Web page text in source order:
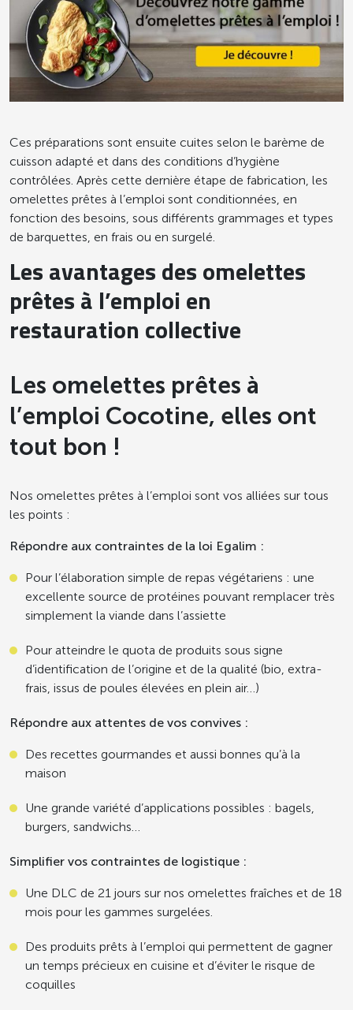
Ces préparations sont ensuite cuites selon le barème de
cuisson adapté et dans des conditions d’hygiène
contrôlées. Après cette dernière étape de fabrication, les
omelettes prêtes à l’emploi sont conditionnées, en
fonction des besoins, sous différents grammages et types
de barquettes, en frais ou en surgelé.
Les avantages des omelettes
prêtes à l’emploi en
restauration collective
Les omelettes prêtes à
l’emploi Cocotine, elles ont
tout bon !
Nos omelettes prêtes à l’emploi sont vos alliées sur tous
les points :
Répondre aux contraintes de la loi Egalim :
Pour l’élaboration simple de repas végétariens : une
excellente source de protéines pouvant remplacer très
simplement la viande dans l’assiette
Pour atteindre le quota de produits sous signe
d’identification de l’origine et de la qualité (bio, extra-
frais, issus de poules élevées en plein air…)
Répondre aux attentes de vos convives :
Des recettes gourmandes et aussi bonnes qu’à la
maison
Une grande variété d’applications possibles : bagels,
burgers, sandwichs…
Simplifier vos contraintes de logistique :
Une DLC de 21 jours sur nos omelettes fraîches et de 18
mois pour les gammes surgelées.
Des produits prêts à l’emploi qui permettent de gagner
un temps précieux en cuisine et d’éviter le risque de
coquilles